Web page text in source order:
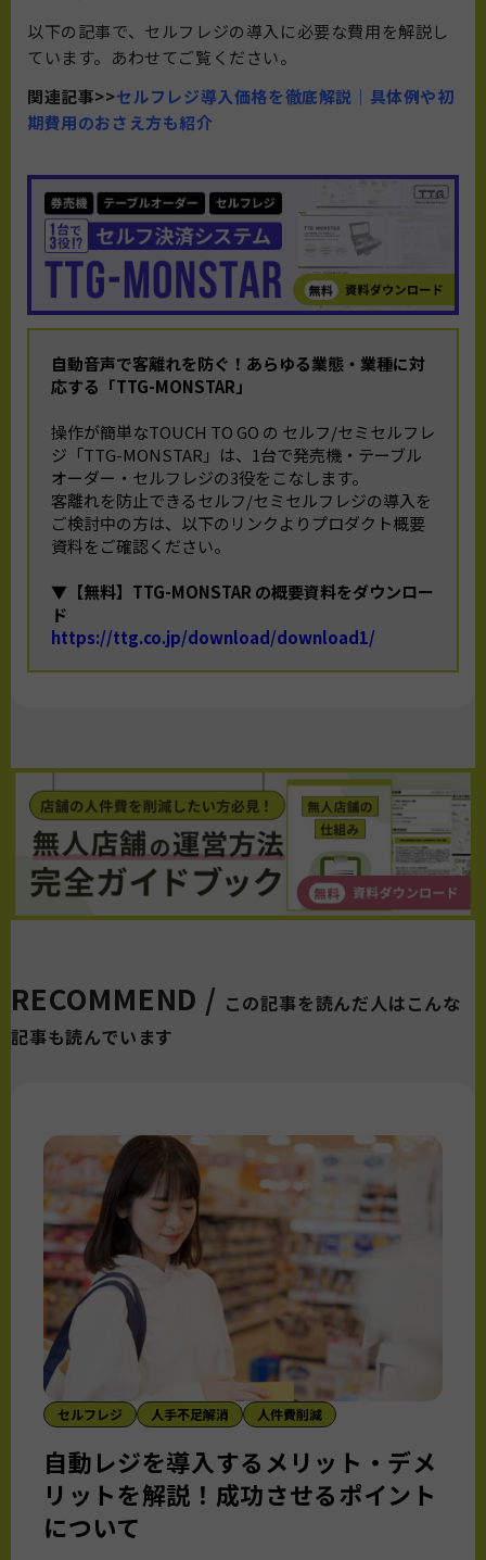
以下の記事で、セルフレジの導入に必要な費用を解説し
ています。あわせてご覧ください。
関連記事>>セルフレジ導入価格を徹底解説｜具体例や初
期費用のおさえ方も紹介
自動音声で客離れを防ぐ！ あらゆる業態・業種に対
応する「TTG-MONSTAR」
操作が簡単なTOUCH TO GO の セルフ/セミセルフレ
ジ「TTG-MONSTAR」は、1台で発売機・テーブル
オーダー・セルフレジの3役をこなします。
客離れを防止できるセルフ/セミセルフレジの導入を
ご検討中の方は、以下のリンクよりプロダクト概要
資料をご確認ください。
▼【無料】TTG-MONSTAR の概要資料をダウンロー
ド
https://ttg.co.jp/download/download1/
RECOMMEND / この記事を読んだ人はこんな
記事も読んでいます
セルフレジ 人手不足解消 人件費削減
自動レジを導入するメリット・デメ
リットを解説！成功させるポイント
について